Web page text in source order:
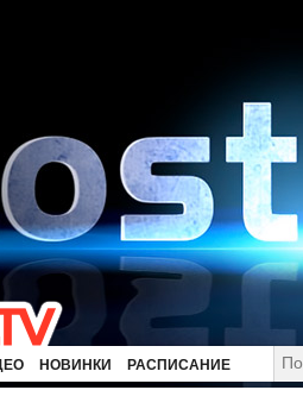
НОВИНКИ РАСПИСАНИЕ